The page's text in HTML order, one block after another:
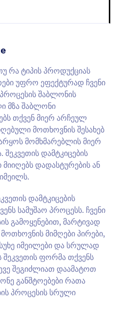
რა ტიპის პროდუქციას
უფრო ეფექტურად ჩვენი
პროცესის შაბლონის
მზა შაბლონი
თქვენ მიერ არჩეულ
მოთხოვნის შესახებ
მომხმარებლის მიერ
შეკვეთის დამტკიცების
დადასტურების ან
დამტკიცების
სამუშაო პროცესს. ჩვენი
გამოყენებით, მარტივად
მიმღები პირები,
იმეილები და სრულად
ფორმა თქვენს
შეგიძლიათ დაამატოთ
განშტოებები რათა
პროცესის სრული